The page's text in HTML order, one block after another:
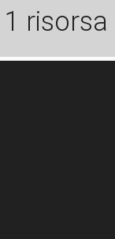
1 risorsa